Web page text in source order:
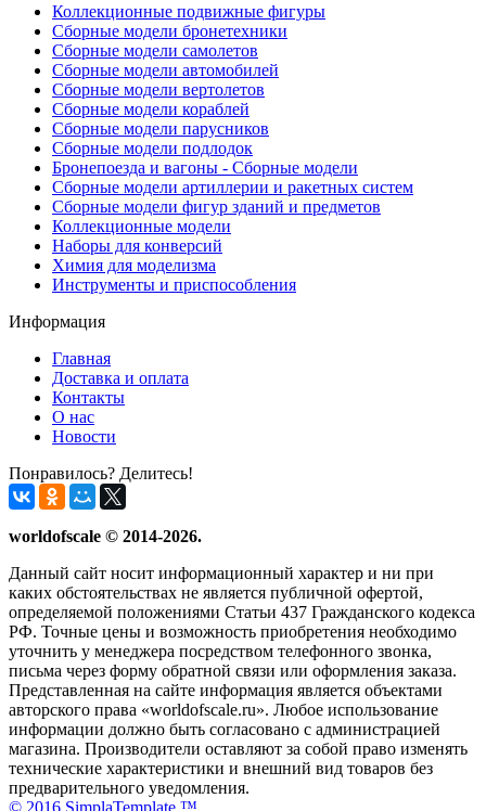
Коллекционные подвижные фигуры
Сборные модели бронетехники
Сборные модели самолетов
Сборные модели автомобилей
Сборные модели вертолетов
Сборные модели кораблей
Сборные модели парусников
Сборные модели подлодок
Бронепоезда и вагоны - Сборные модели
Сборные модели артиллерии и ракетных систем
Сборные модели фигур зданий и предметов
Коллекционные модели
Наборы для конверсий
Химия для моделизма
Инструменты и приспособления
Информация
Главная
Доставка и оплата
Контакты
О нас
Новости
Понравилось? Делитесь!
worldofscale © 2014-2026.
Данный сайт носит информационный характер и ни при
каких обстоятельствах не является публичной офертой,
определяемой положениями Статьи 437 Гражданского кодекса
РФ. Точные цены и возможность приобретения необходимо
уточнить у менеджера посредством телефонного звонка,
письма через форму обратной связи или оформления заказа.
Представленная на сайте информация является объектами
авторского права «worldofscale.ru». Любое использование
информации должно быть согласовано с администрацией
магазина. Производители оставляют за собой право изменять
технические характеристики и внешний вид товаров без
предварительного уведомления.
© 2016 SimplaTemplate ™